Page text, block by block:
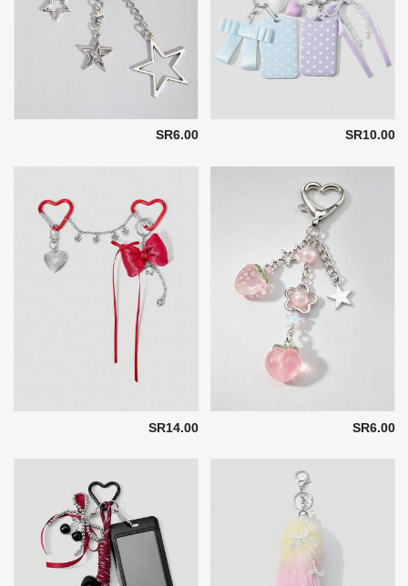
SR10.00
SR6.00
SR6.00
SR14.00